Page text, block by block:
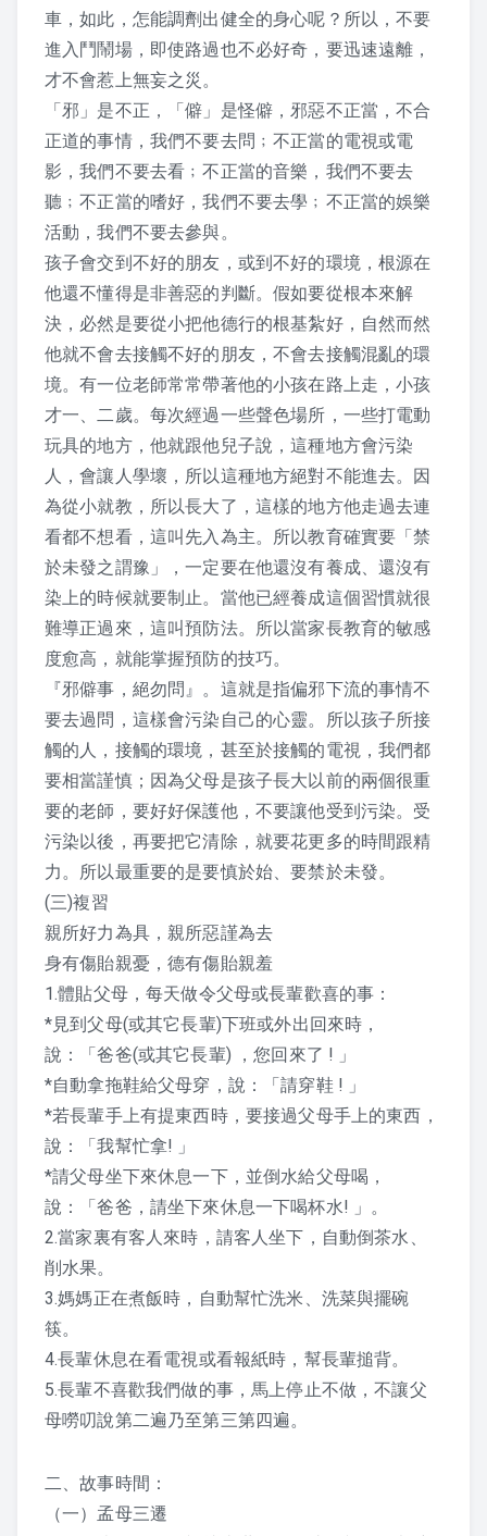
2016 夏令營課程表
2016 夏令營活動照片
2016 夏令營 – 大人弟子規話劇
2015 夏令營
敬老節
2019 敬老節活動
2018 敬老節活動
2017 敬老節活動照片
2016 敬老節照片
2015 敬老節照片
迴響
一份最好的禮物
我們能給孩子什麼？
生活中的弟子規
2016懷少節迴響
弟子規教案
1. 入則孝
2. 出則弟
3. 謹
4. 信
5. 汎愛眾
6、親仁
上人對生日的開示
上人開示
人類的未來 – 上人
車，如此，怎能調劑出健全的身心呢？所以，不要
進入鬥鬧場，即使路過也不必好奇，要迅速遠離，
才不會惹上無妄之災。
「邪」是不正，「僻」是怪僻，邪惡不正當，不合
正道的事情，我們不要去問﹔不正當的電視或電
影，我們不要去看﹔不正當的音樂，我們不要去
聽﹔不正當的嗜好，我們不要去學﹔不正當的娛樂
活動，我們不要去參與。
孩子會交到不好的朋友，或到不好的環境，根源在
他還不懂得是非善惡的判斷。假如要從根本來解
決，必然是要從小把他德行的根基紮好，自然而然
他就不會去接觸不好的朋友，不會去接觸混亂的環
境。有一位老師常常帶著他的小孩在路上走，小孩
才一、二歲。每次經過一些聲色場所，一些打電動
玩具的地方，他就跟他兒子說，這種地方會污染
人，會讓人學壞，所以這種地方絕對不能進去。因
為從小就教，所以長大了，這樣的地方他走過去連
看都不想看，這叫先入為主。所以教育確實要「禁
於未發之謂豫」，一定要在他還沒有養成、還沒有
染上的時候就要制止。當他已經養成這個習慣就很
難導正過來，這叫預防法。所以當家長教育的敏感
度愈高，就能掌握預防的技巧。
『邪僻事，絕勿問』。這就是指偏邪下流的事情不
要去過問，這樣會污染自己的心靈。所以孩子所接
觸的人，接觸的環境，甚至於接觸的電視，我們都
要相當謹慎；因為父母是孩子長大以前的兩個很重
要的老師，要好好保護他，不要讓他受到污染。受
污染以後，再要把它清除，就要花更多的時間跟精
力。所以最重要的是要慎於始、要禁於未發。
(三)複習
親所好力為具，親所惡謹為去
身有傷貽親憂，德有傷貽親羞
1.體貼父母，每天做令父母或長輩歡喜的事：
*見到父母(或其它長輩)下班或外出回來時，
說：「爸爸(或其它長輩) ，您回來了 ! 」
*自動拿拖鞋給父母穿，說：「請穿鞋 ! 」
*若長輩手上有提東西時，要接過父母手上的東西，
說：「我幫忙拿! 」
*請父母坐下來休息一下，並倒水給父母喝，
說：「爸爸，請坐下來休息一下喝杯水! 」。
2.當家裏有客人來時，請客人坐下，自動倒茶水、
削水果。
3.媽媽正在煮飯時，自動幫忙洗米、洗菜與擺碗
筷。
4.長輩休息在看電視或看報紙時，幫長輩搥背。
5.長輩不喜歡我們做的事，馬上停止不做，不讓父
母嘮叨說第二遍乃至第三第四遍。
二、故事時間：
（一）孟母三遷